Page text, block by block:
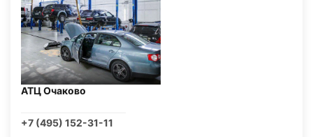
АТЦ Очаково
+7 (495) 152-31-11